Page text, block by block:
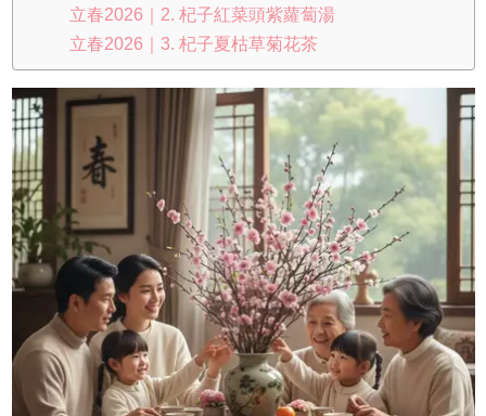
立春2026｜2. 杞子紅菜頭紫蘿蔔湯
立春2026｜3. 杞子夏枯草菊花茶